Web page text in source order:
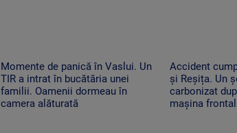
Momente de panică în Vaslui. Un
TIR a intrat în bucătăria unei
familii. Oamenii dormeau în
camera alăturată
Accident
și Reșița. Un
carbonizat
mașina